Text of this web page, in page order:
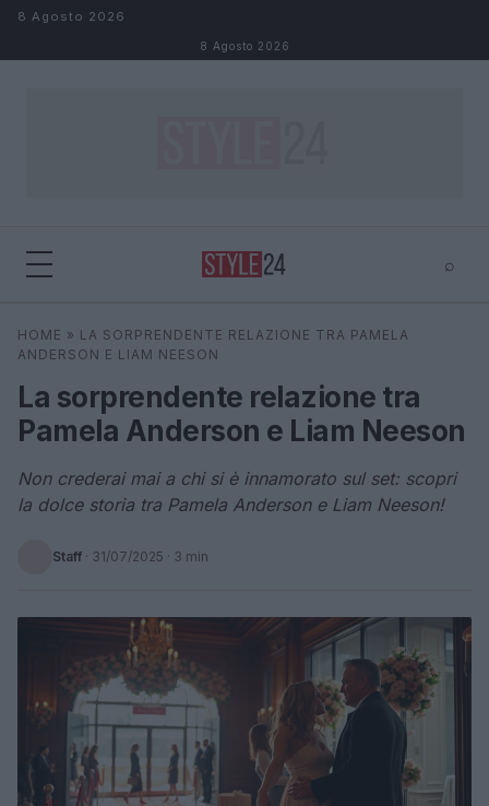
Salta al contenuto
8 Agosto 2026
8 Agosto 2026
⌕
Cerca
HOME » LA SORPRENDENTE RELAZIONE TRA PAMELA
ANDERSON E LIAM NEESON
La sorprendente relazione tra
Pamela Anderson e Liam Neeson
Non crederai mai a chi si è innamorato sul set: scopri
la dolce storia tra Pamela Anderson e Liam Neeson!
Staff · 31/07/2025 · 3 min